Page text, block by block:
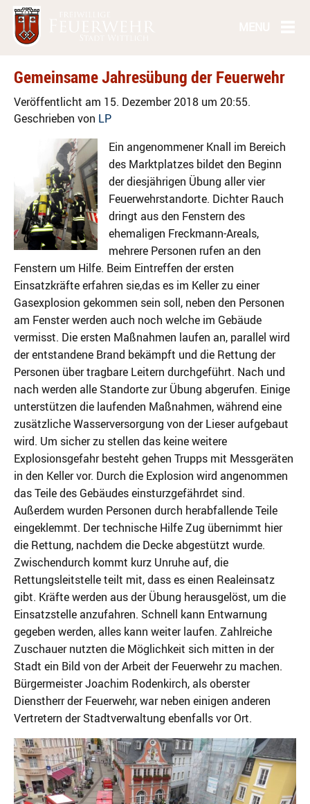
Gemeinsame Jahresübung der Feuerwehr
Veröffentlicht am 15. Dezember 2018 um 20:55.
Geschrieben von LP
Ein angenommener Knall im Bereich
des Marktplatzes bildet den Beginn
der diesjährigen Übung aller vier
Feuerwehrstandorte. Dichter Rauch
dringt aus den Fenstern des
ehemaligen Freckmann-Areals,
mehrere Personen rufen an den
Fenstern um Hilfe. Beim Eintreffen der ersten
Einsatzkräfte erfahren sie,das es im Keller zu einer
Gasexplosion gekommen sein soll, neben den Personen
am Fenster werden auch noch welche im Gebäude
vermisst. Die ersten Maßnahmen laufen an, parallel wird
der entstandene Brand bekämpft und die Rettung der
Personen über tragbare Leitern durchgeführt. Nach und
nach werden alle Standorte zur Übung abgerufen. Einige
unterstützen die laufenden Maßnahmen, während eine
zusätzliche Wasserversorgung von der Lieser aufgebaut
wird. Um sicher zu stellen das keine weitere
Explosionsgefahr besteht gehen Trupps mit Messgeräten
in den Keller vor. Durch die Explosion wird angenommen
das Teile des Gebäudes einsturzgefährdet sind.
Außerdem wurden Personen durch herabfallende Teile
eingeklemmt. Der technische Hilfe Zug übernimmt hier
die Rettung, nachdem die Decke abgestützt wurde.
Zwischendurch kommt kurz Unruhe auf, die
Rettungsleitstelle teilt mit, dass es einen Realeinsatz
gibt. Kräfte werden aus der Übung herausgelöst, um die
Einsatzstelle anzufahren. Schnell kann Entwarnung
gegeben werden, alles kann weiter laufen. Zahlreiche
Zuschauer nutzten die Möglichkeit sich mitten in der
Stadt ein Bild von der Arbeit der Feuerwehr zu machen.
Bürgermeister Joachim Rodenkirch, als oberster
Dienstherr der Feuerwehr, war neben einigen anderen
Vertretern der Stadtverwaltung ebenfalls vor Ort.